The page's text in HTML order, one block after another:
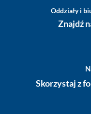
Oddziały i
Znajdź
Skorzystaj z